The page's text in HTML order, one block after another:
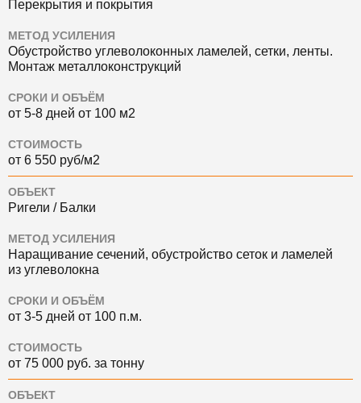
Перекрытия и покрытия
МЕТОД УСИЛЕНИЯ
Обустройство углеволоконных ламелей, сетки, ленты.
Монтаж металлоконструкций
СРОКИ И ОБЪЁМ
от 5-8 дней от 100 м2
СТОИМОСТЬ
от 6 550 руб/м2
ОБЪЕКТ
Ригели / Балки
МЕТОД УСИЛЕНИЯ
Наращивание сечений, обустройство сеток и ламелей
из углеволокна
СРОКИ И ОБЪЁМ
от 3-5 дней от 100 п.м.
СТОИМОСТЬ
от 75 000 руб. за тонну
ОБЪЕКТ